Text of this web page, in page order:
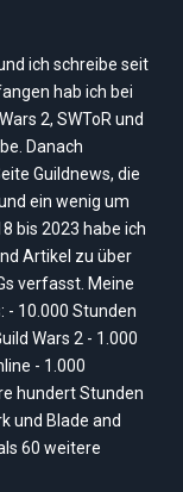
ich schreibe seit
hab ich bei
2, SWToR und
Danach
Guildnews, die
ein wenig um
bis 2023 habe ich
Artikel zu über
verfasst. Meine
- 10.000 Stunden
Wars 2 - 1.000
- 1.000
hundert Stunden
und Blade and
60 weitere